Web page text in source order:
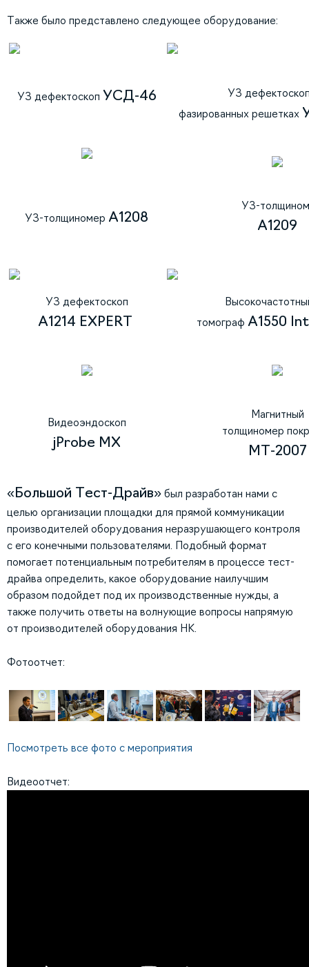
Также было представлено следующее оборудование:
УЗ дефектоскоп УСД-46
УЗ
фазированных решетках
УЗ-толщиномер А1208
УЗ-
А1209
УЗ дефектоскоп
А1214 EXPERT
томограф А1550
Видеоэндоскоп
jProbe MX
Магнитный
толщиномер
МТ-2007
«Большой Тест-Драйв» был разработан нами с
целью организации площадки для прямой коммуникации
производителей оборудования неразрушающего контроля
с его конечными пользователями. Подобный формат
помогает потенциальным потребителям в процессе тест-
драйва определить, какое оборудование наилучшим
образом подойдет под их производственные нужды, а
также получить ответы на волнующие вопросы напрямую
от производителей оборудования НК.
Фотоотчет:
Посмотреть все фото с мероприятия
Видеоотчет: